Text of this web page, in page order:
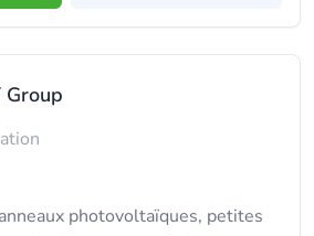
Group
photovoltaïques, petites